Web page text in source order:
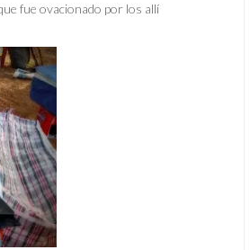
fue ovacionado por los allí